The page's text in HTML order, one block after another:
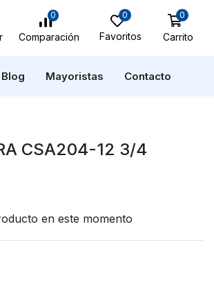
0
Comparación
0
Favoritos
0
Carrito
Blog Mayoristas Contacto
CSA204-12 3/4
en este momento